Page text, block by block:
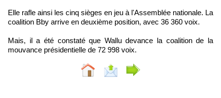
Elle rafle ainsi les cinq sièges en jeu à l'Assemblée nationale. La
coalition Bby arrive en deuxième position, avec 36 360 voix.
Mais, il a été constaté que Wallu devance la coalition de la
mouvance présidentielle de 72 998 voix.